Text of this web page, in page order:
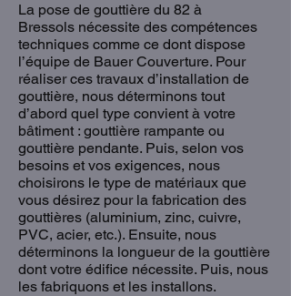
La pose de gouttière du 82 à
Bressols nécessite des compétences
techniques comme ce dont dispose
l’équipe de Bauer Couverture. Pour
réaliser ces travaux d’installation de
gouttière, nous déterminons tout
d’abord quel type convient à votre
bâtiment : gouttière rampante ou
gouttière pendante. Puis, selon vos
besoins et vos exigences, nous
choisirons le type de matériaux que
vous désirez pour la fabrication des
gouttières (aluminium, zinc, cuivre,
PVC, acier, etc.). Ensuite, nous
déterminons la longueur de la gouttière
dont votre édifice nécessite. Puis, nous
les fabriquons et les installons.